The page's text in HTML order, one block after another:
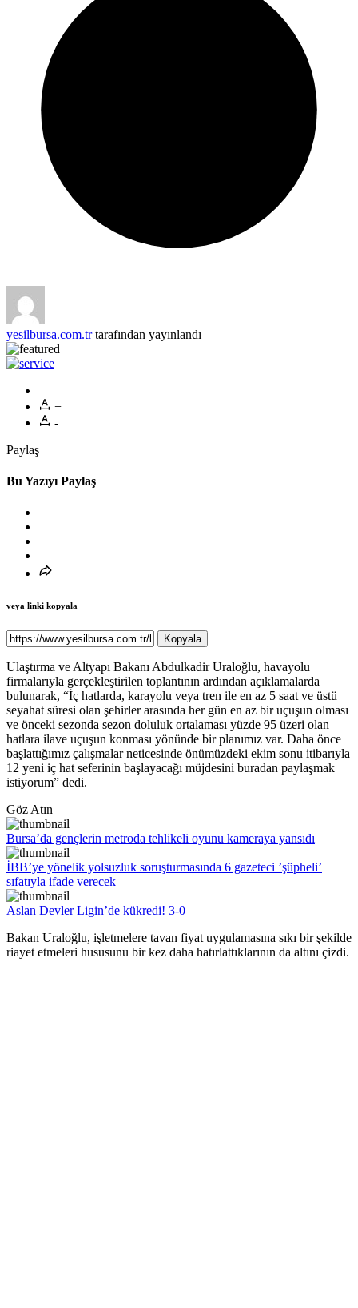
yesilbursa.com.trtarafından yayınlandı
+
-
Paylaş
Bu Yazıyı Paylaş
veya linki kopyala
Kopyala
Ulaştırma ve Altyapı Bakanı Abdulkadir Uraloğlu, havayolu
firmalarıyla gerçekleştirilen toplantının ardından açıklamalarda
bulunarak, “İç hatlarda, karayolu veya tren ile en az 5 saat ve üstü
seyahat süresi olan şehirler arasında her gün en az bir uçuşun olması
ve önceki sezonda sezon doluluk ortalaması yüzde 95 üzeri olan
hatlara ilave uçuşun konması yönünde bir planımız var. Daha önce
başlattığımız çalışmalar neticesinde önümüzdeki ekim sonu itibarıyla
12 yeni iç hat seferinin başlayacağı müjdesini buradan paylaşmak
istiyorum” dedi.
Göz Atın
Bursa’da gençlerin metroda tehlikeli oyunu kameraya yansıdı
İBB’ye yönelik yolsuzluk soruşturmasında 6 gazeteci ’şüpheli’
sıfatıyla ifade verecek
Aslan Devler Ligin’de kükredi! 3-0
Bakan Uraloğlu, işletmelere tavan fiyat uygulamasına sıkı bir şekilde
riayet etmeleri hususunu bir kez daha hatırlattıklarının da altını çizdi.